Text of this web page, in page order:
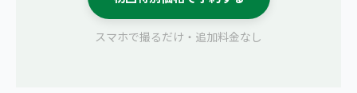
スマホで撮るだけ・追加料金なし